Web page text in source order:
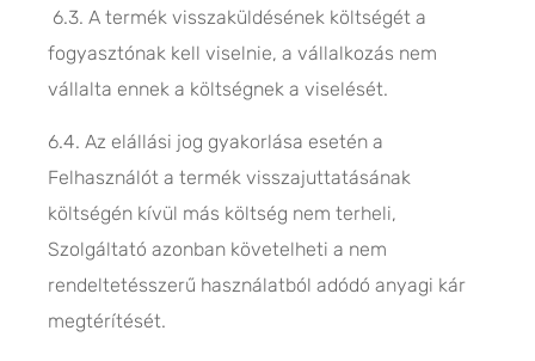
6.3. A termék visszaküldésének költségét a
fogyasztónak kell viselnie, a vállalkozás nem
vállalta ennek a költségnek a viselését.
6.4. Az elállási jog gyakorlása esetén a
Felhasználót a termék visszajuttatásának
költségén kívül más költség nem terheli,
Szolgáltató azonban követelheti a nem
rendeltetésszerű használatból adódó anyagi kár
megtérítését.